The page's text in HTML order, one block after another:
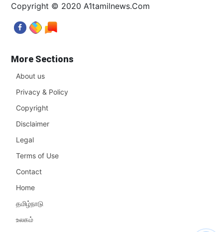
Copyright © 2020 A1tamilnews.Com
More Sections
About us
Privacy & Policy
Copyright
Disclaimer
Legal
Terms of Use
Contact
Home
தமிழ்நாடு
உலகம்